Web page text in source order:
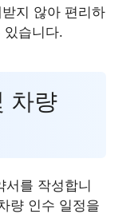
지 않아 편리하
있습니다.
차량
서를 작성합니
량 인수 일정을